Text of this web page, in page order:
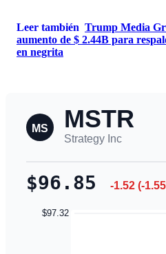
Leer también Trump Media
aumento de $ 2.44B para
en negrita